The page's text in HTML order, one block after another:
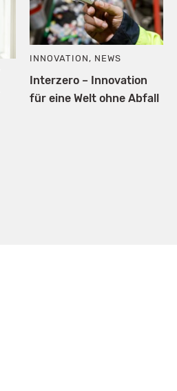
INNOVATION , NEWS
Interzero – Innovation
für eine Welt ohne Abfall